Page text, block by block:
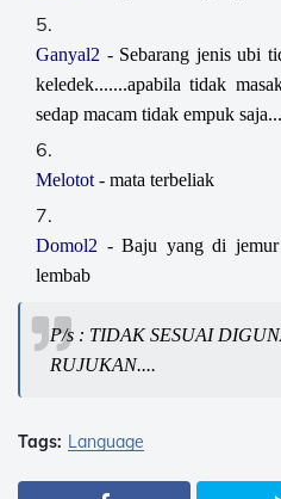
Ganyal2 - Sebarang jenis ubi
keledek.......apabila tidak
sedap macam tidak empuk
Melotot - mata terbeliak
Domol2 - Baju yang di jemur
lembab
P/s : TIDAK SESUAI
RUJUKAN....
Tags: Language